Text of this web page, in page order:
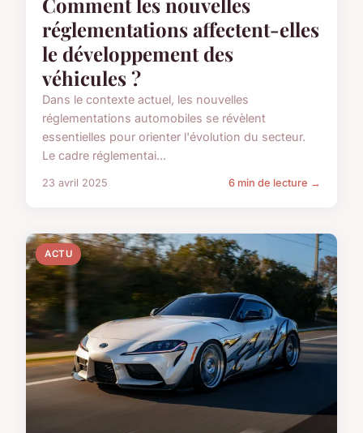
réglementations affectent-elles
le développement des
véhicules ?
Dans le contexte actuel, les nouvelles
réglementations automobiles se révèlent
essentielles pour orienter l'évolution du secteur.
Le cadre réglementai...
23 avril 2025 6 min de lecture →
ACTU